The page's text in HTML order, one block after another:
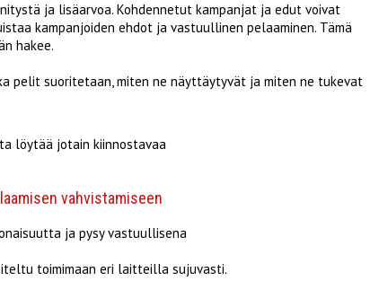
ja lisäarvoa. Kohdennetut kampanjat ja edut voivat
kampanjoiden ehdot ja vastuullinen pelaaminen. Tämä
hakee.
pelit suoritetaan, miten ne näyttäytyvät ja miten ne tukevat
löytää jotain kiinnostavaa
vahvistamiseen
ja pysy vastuullisena
toimimaan eri laitteilla sujuvasti.